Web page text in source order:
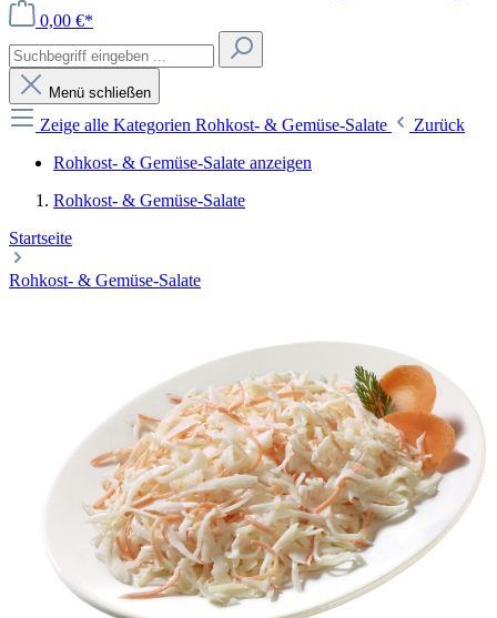
0,00 €*
Menü schließen
Zeige alle Kategorien Rohkost- & Gemüse-Salate
Zurück
Rohkost- & Gemüse-Salate anzeigen
Rohkost- & Gemüse-Salate
Startseite
Rohkost- & Gemüse-Salate